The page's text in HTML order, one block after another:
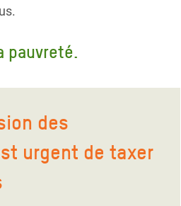
pauvreté.
des
urgent de taxer